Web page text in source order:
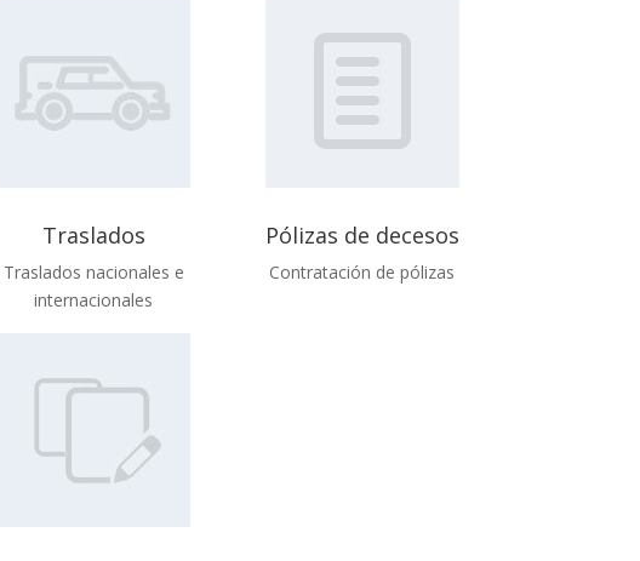
Traslados
Traslados nacionales e
internacionales
Pólizas de decesos
Contratación de pólizas